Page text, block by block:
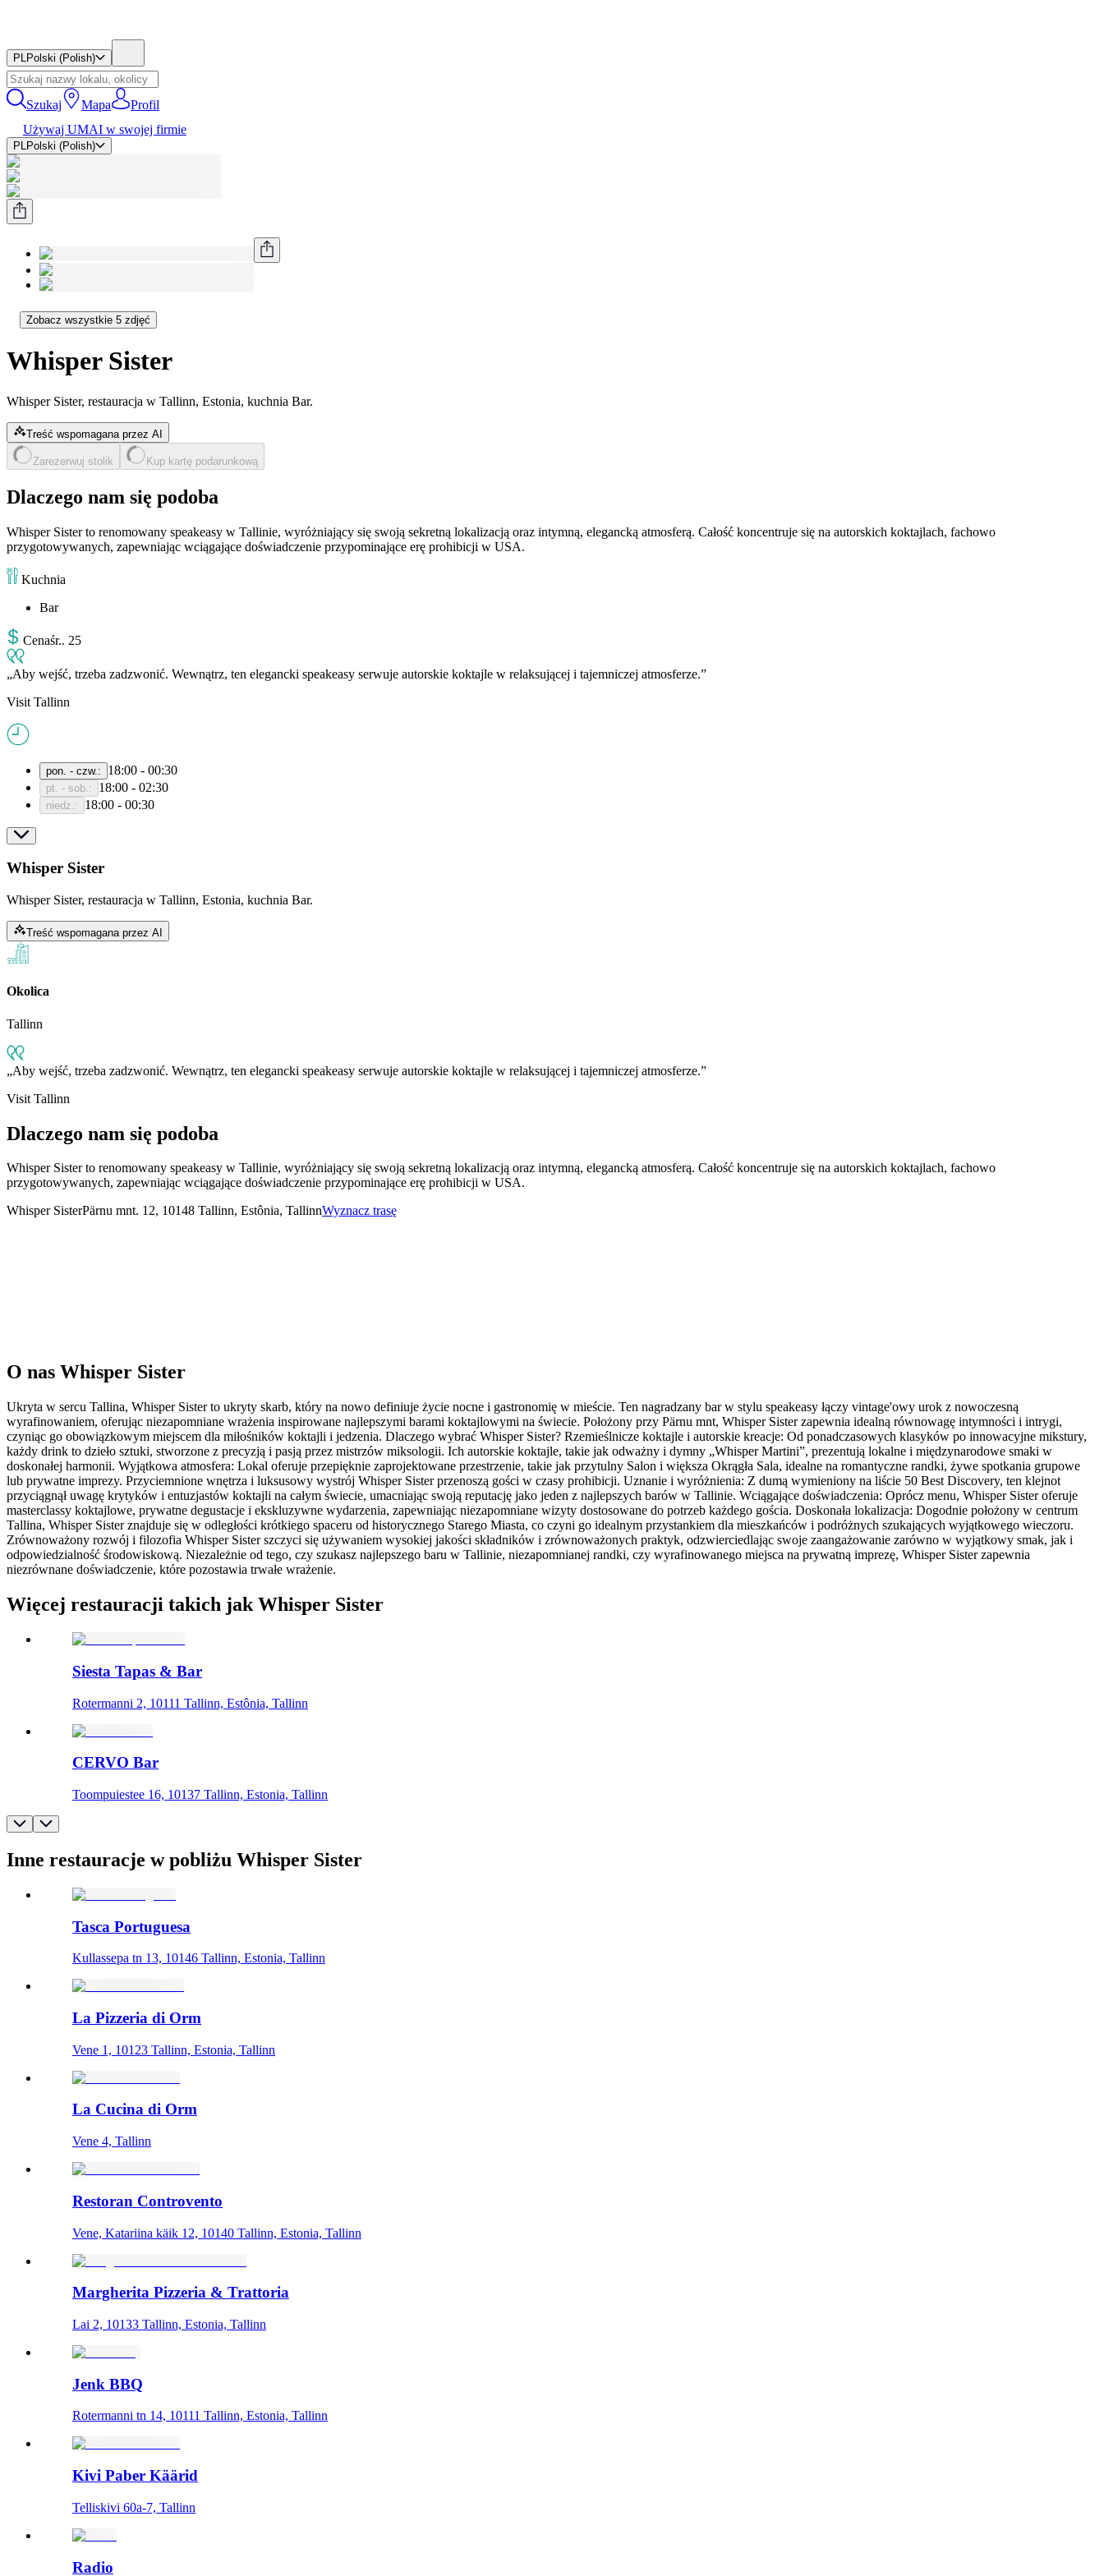
PLPolski (Polish)
Szukaj Mapa
Profil
Używaj UMAI w swojej firmie
PLPolski (Polish)
Zobacz wszystkie 5 zdjęć
Whisper Sister
Whisper Sister, restauracja w Tallinn, Estonia, kuchnia Bar.
Treść wspomagana przez AI
Zarezerwuj stolik Kup kartę podarunkową
Dlaczego nam się podoba
Whisper Sister to renomowany speakeasy w Tallinie, wyróżniający się swoją sekretną lokalizacją oraz intymną, elegancką atmosferą. Całość koncentruje się na autorskich koktajlach, fachowo
przygotowywanych, zapewniając wciągające doświadczenie przypominające erę prohibicji w USA.
Kuchnia
Bar
Cenaśr.. 25
Aby wejść, trzeba zadzwonić. Wewnątrz, ten elegancki speakeasy serwuje autorskie koktajle w relaksującej i tajemniczej atmosferze.
Visit Tallinn
pon. - czw. : 18:00 - 00:30
pt. - sob. : 18:00 - 02:30
niedz. : 18:00 - 00:30
Whisper Sister
Whisper Sister, restauracja w Tallinn, Estonia, kuchnia Bar.
Treść wspomagana przez AI
Okolica
Tallinn
Aby wejść, trzeba zadzwonić. Wewnątrz, ten elegancki speakeasy serwuje autorskie koktajle w relaksującej i tajemniczej atmosferze.
Visit Tallinn
Dlaczego nam się podoba
Whisper Sister to renomowany speakeasy w Tallinie, wyróżniający się swoją sekretną lokalizacją oraz intymną, elegancką atmosferą. Całość koncentruje się na autorskich koktajlach, fachowo
przygotowywanych, zapewniając wciągające doświadczenie przypominające erę prohibicji w USA.
Whisper SisterPärnu mnt. 12, 10148 Tallinn, Estônia, TallinnWyznacz trasę
O nas Whisper Sister
Ukryta w sercu Tallina, Whisper Sister to ukryty skarb, który na nowo definiuje życie nocne i gastronomię w mieście. Ten nagradzany bar w stylu speakeasy łączy vintage'owy urok z nowoczesną
wyrafinowaniem, oferując niezapomniane wrażenia inspirowane najlepszymi barami koktajlowymi na świecie. Położony przy Pärnu mnt, Whisper Sister zapewnia idealną równowagę intymności i intrygi,
czyniąc go obowiązkowym miejscem dla miłośników koktajli i jedzenia. Dlaczego wybrać Whisper Sister? Rzemieślnicze koktajle i autorskie kreacje: Od ponadczasowych klasyków po innowacyjne mikstury,
każdy drink to dzieło sztuki, stworzone z precyzją i pasją przez mistrzów miksologii. Ich autorskie koktajle, takie jak odważny i dymny „Whisper Martini”, prezentują lokalne i międzynarodowe smaki w
doskonałej harmonii. Wyjątkowa atmosfera: Lokal oferuje przepięknie zaprojektowane przestrzenie, takie jak przytulny Salon i większa Okrągła Sala, idealne na romantyczne randki, żywe spotkania grupowe
lub prywatne imprezy. Przyciemnione wnętrza i luksusowy wystrój Whisper Sister przenoszą gości w czasy prohibicji. Uznanie i wyróżnienia: Z dumą wymieniony na liście 50 Best Discovery, ten klejnot
przyciągnął uwagę krytyków i entuzjastów koktajli na całym świecie, umacniając swoją reputację jako jeden z najlepszych barów w Tallinie. Wciągające doświadczenia: Oprócz menu, Whisper Sister oferuje
masterclassy koktajlowe, prywatne degustacje i ekskluzywne wydarzenia, zapewniając niezapomniane wizyty dostosowane do potrzeb każdego gościa. Doskonała lokalizacja: Dogodnie położony w centrum
Tallina, Whisper Sister znajduje się w odległości krótkiego spaceru od historycznego Starego Miasta, co czyni go idealnym przystankiem dla mieszkańców i podróżnych szukających wyjątkowego wieczoru.
Zrównoważony rozwój i filozofia Whisper Sister szczyci się używaniem wysokiej jakości składników i zrównoważonych praktyk, odzwierciedlając swoje zaangażowanie zarówno w wyjątkowy smak, jak i
odpowiedzialność środowiskową. Niezależnie od tego, czy szukasz najlepszego baru w Tallinie, niezapomnianej randki, czy wyrafinowanego miejsca na prywatną imprezę, Whisper Sister zapewnia
niezrównane doświadczenie, które pozostawia trwałe wrażenie.
Więcej restauracji takich jak Whisper Sister
Siesta Tapas & Bar
Rotermanni 2, 10111 Tallinn, Estônia, Tallinn
CERVO Bar
Toompuiestee 16, 10137 Tallinn, Estonia, Tallinn
Inne restauracje w pobliżu Whisper Sister
Tasca Portuguesa
Kullassepa tn 13, 10146 Tallinn, Estonia, Tallinn
La Pizzeria di Orm
Vene 1, 10123 Tallinn, Estonia, Tallinn
La Cucina di Orm
Vene 4, Tallinn
Restoran Controvento
Vene, Katariina käik 12, 10140 Tallinn, Estonia, Tallinn
Margherita Pizzeria & Trattoria
Lai 2, 10133 Tallinn, Estonia, Tallinn
Jenk BBQ
Rotermanni tn 14, 10111 Tallinn, Estonia, Tallinn
Kivi Paber Käärid
Telliskivi 60a-7, Tallinn
Radio